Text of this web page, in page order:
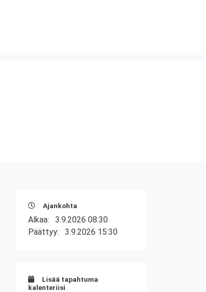
Ajankohta
Alkaa: 3.9.2026 08:30
Päättyy: 3.9.2026 15:30
Lisää tapahtuma
kalenteriisi